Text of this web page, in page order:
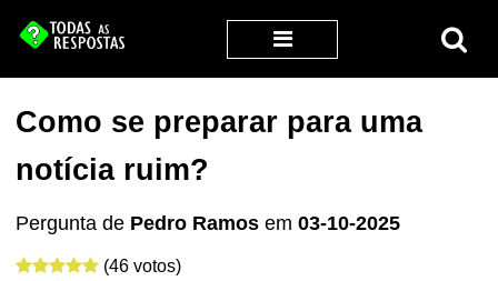
Como se preparar para uma
notícia ruim?
Pergunta de Pedro Ramos em03-10-2025
(46 votos)